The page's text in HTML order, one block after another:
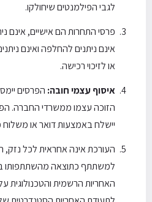
לגבי הפילמנטים שיחולקו.
פרסי התחרות הם אישיים, אינם
אינם ניתנים להחלפה ואינם
או לזיכוי רכישה.
איסוף עצמי חובה: הפרסים
הזוכה עצמו ממשרדי החברה.
יישלח באמצעות דואר או משלוח
העורכת אינה אחראית לכל נזק,
למשתתף כתוצאה מהשתתפותו
האחריות הרשמית והטכנולוגית